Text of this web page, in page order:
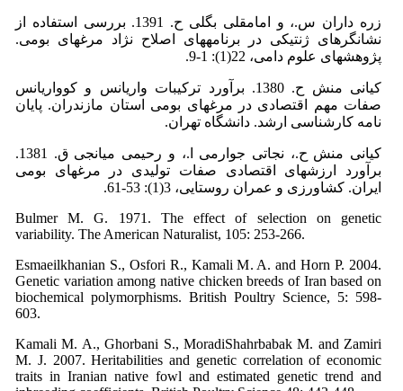
زره داران س.، و امامقلی بگلی ح. 1391. بررسی استفاده از
نشانگرهای ژنتیکی در برنامه­های اصلاح نژاد مرغ­های بومی.
پژوهش­های علوم دامی، 22(1): 1-9.
کیانی منش ح. 1380. برآورد ترکیبات واریانس و کوواریانس
صفات مهم اقتصادی در مرغ­های بومی استان مازندران. پایان
نامه کارشناسی ارشد. دانشگاه تهران.
کیانی منش ح.، نجاتی جوارمی ا.، و رحیمی میانجی ق. 1381.
برآورد ارزش­های اقتصادی صفات تولیدی در مرغ­های بومی
ایران. کشاورزی و عمران روستایی، 3(1): 53-61.
Bulmer M. G. 1971. The effect of selection on genetic
variability. The American Naturalist, 105: 253-266.
Esmaeilkhanian S., Osfori R., Kamali M. A. and Horn P. 2004.
Genetic variation among native chicken breeds of Iran based on
biochemical polymorphisms. British Poultry Science, 5: 598-
603.
Kamali M. A., Ghorbani S., MoradiShahrbabak M. and Zamiri
M. J. 2007. Heritabilities and genetic correlation of economic
traits in Iranian native fowl and estimated genetic trend and